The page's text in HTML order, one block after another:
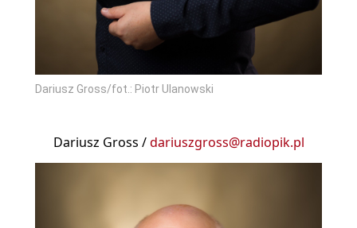
Dariusz Gross/fot.: Piotr Ulanowski
Dariusz Gross /dariuszgross@radiopik.pl